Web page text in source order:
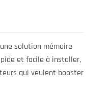
une solution mémoire
et facile à installer,
qui veulent booster